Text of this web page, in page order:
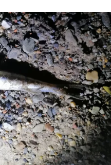
пару хороших +-3кг
одну вытащил еще в
ждать))
обнаруживал в июле
по нему.... Прошлые
12 ночи, в этом году
с до 0 час
3 ночи - просто не
выходит искать
результат в этом сезоне?